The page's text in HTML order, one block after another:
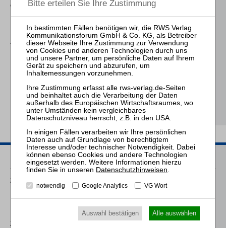
durch das MoMiG
Die Verwirkung der
Vergütung des
Insolvenzverwalters
Kübler † / Bork / Prütting (Hrsg.)
HRI I – Handbuch
Restrukturierung vor der
Insolvenz
Passende Seminare
25.08.2026
Praktiker-Webinar Vom Listenplatz zur Zulassung – Das neue
25.11.2026
Datenschutzhinweisen.
notwendig Google Analytics VG Wort
Auswahl bestätigen Alle auswählen